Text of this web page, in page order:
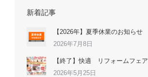
新着記事
【2026年】夏季休業のお知らせ
2026年7月8日
【終了】快適 リフォームフェア
2026年5月25日